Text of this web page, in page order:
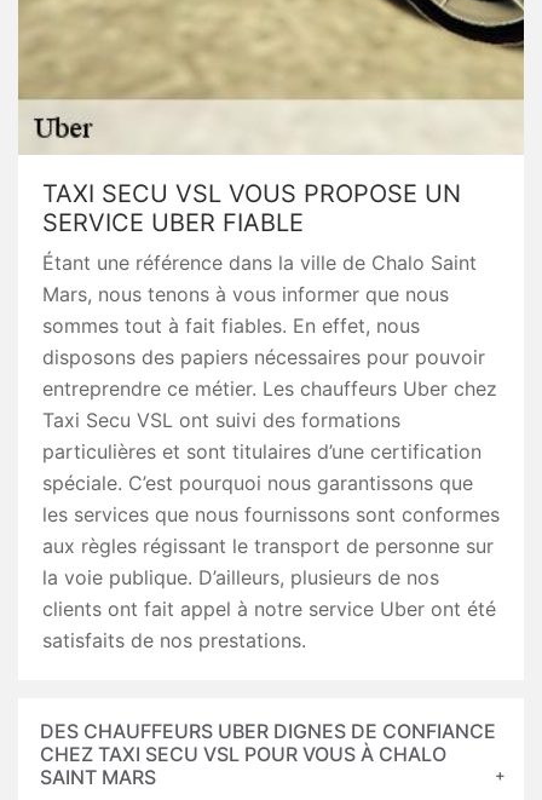
TAXI SECU VSL VOUS PROPOSE UN
SERVICE UBER FIABLE
Étant une référence dans la ville de Chalo Saint
Mars, nous tenons à vous informer que nous
sommes tout à fait fiables. En effet, nous
disposons des papiers nécessaires pour pouvoir
entreprendre ce métier. Les chauffeurs Uber chez
Taxi Secu VSL ont suivi des formations
particulières et sont titulaires d’une certification
spéciale. C’est pourquoi nous garantissons que
les services que nous fournissons sont conformes
aux règles régissant le transport de personne sur
la voie publique. D’ailleurs, plusieurs de nos
clients ont fait appel à notre service Uber ont été
satisfaits de nos prestations.
DES CHAUFFEURS UBER DIGNES DE CONFIANCE
CHEZ TAXI SECU VSL POUR VOUS À CHALO
SAINT MARS